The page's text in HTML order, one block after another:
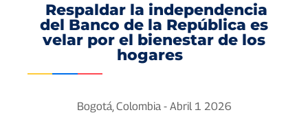
Respaldar la independencia
del Banco de la República es
velar por el bienestar de los
hogares
Bogotá, Colombia - Abril 1 2026